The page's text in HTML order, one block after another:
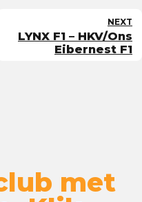
NEXT
LYNX F1 – HKV/Ons
Eibernest F1
met